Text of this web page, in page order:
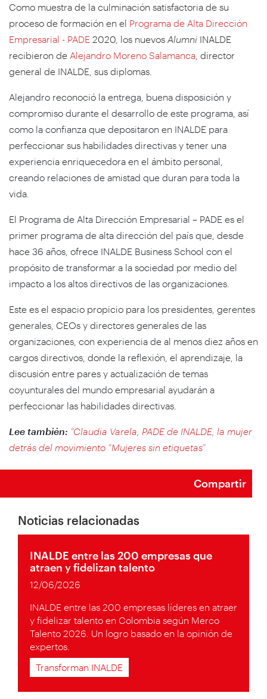
Como muestra de la culminación satisfactoria de su
proceso de formación en el Programa de Alta Dirección
Empresarial - PADE 2020, los nuevos Alumni INALDE
recibieron de Alejandro Moreno Salamanca , director
general de INALDE, sus diplomas.
Alejandro reconoció la entrega, buena disposición y
compromiso durante el desarrollo de este programa, así
como la confianza que depositaron en INALDE para
perfeccionar sus habilidades directivas y tener una
experiencia enriquecedora en el ámbito personal,
creando relaciones de amistad que duran para toda la
vida.
El Programa de Alta Dirección Empresarial – PADE es el
primer programa de alta dirección del país que, desde
hace 36 años, ofrece INALDE Business School con el
propósito de transformar a la sociedad por medio del
impacto a los altos directivos de las organizaciones.
Este es el espacio propicio para los presidentes, gerentes
generales, CEOs y directores generales de las
organizaciones, con experiencia de al menos diez años en
cargos directivos, donde la reflexión, el aprendizaje, la
discusión entre pares y actualización de temas
coyunturales del mundo empresarial ayudarán a
perfeccionar las habilidades directivas.
Lee también: “Claudia Varela, PADE de INALDE, la mujer
detrás del movimiento “Mujeres sin etiquetas”
Compartir
Noticias relacionadas
INALDE entre las 200 empresas que
atraen y fidelizan talento
12/06/2026
INALDE entre las 200 empresas líderes en atraer
y fidelizar talento en Colombia según Merco
Talento 2026. Un logro basado en la opinión de
expertos.
Transforman INALDE